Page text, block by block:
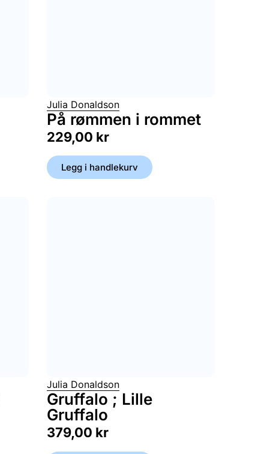
Julia Donaldson
På rømmen i rommet
229,00 kr
Legg i handlekurv
Julia Donaldson
Gruffalo ; Lille
Gruffalo
379,00 kr